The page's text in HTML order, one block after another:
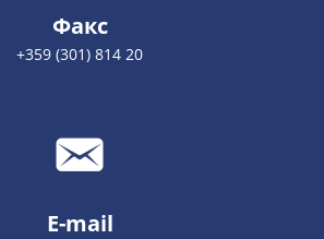
Факс
+359 (301) 814 20
E-mail